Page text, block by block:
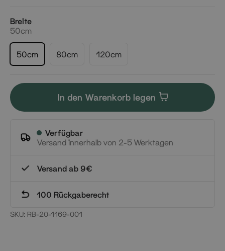
Breite
50cm
50cm 80cm 120cm
In den Warenkorb legen
Verfügbar
Versand innerhalb von 2-5 Werktagen
Versand ab 9€
100 Rückgaberecht
SKU: RB-20-1169-001